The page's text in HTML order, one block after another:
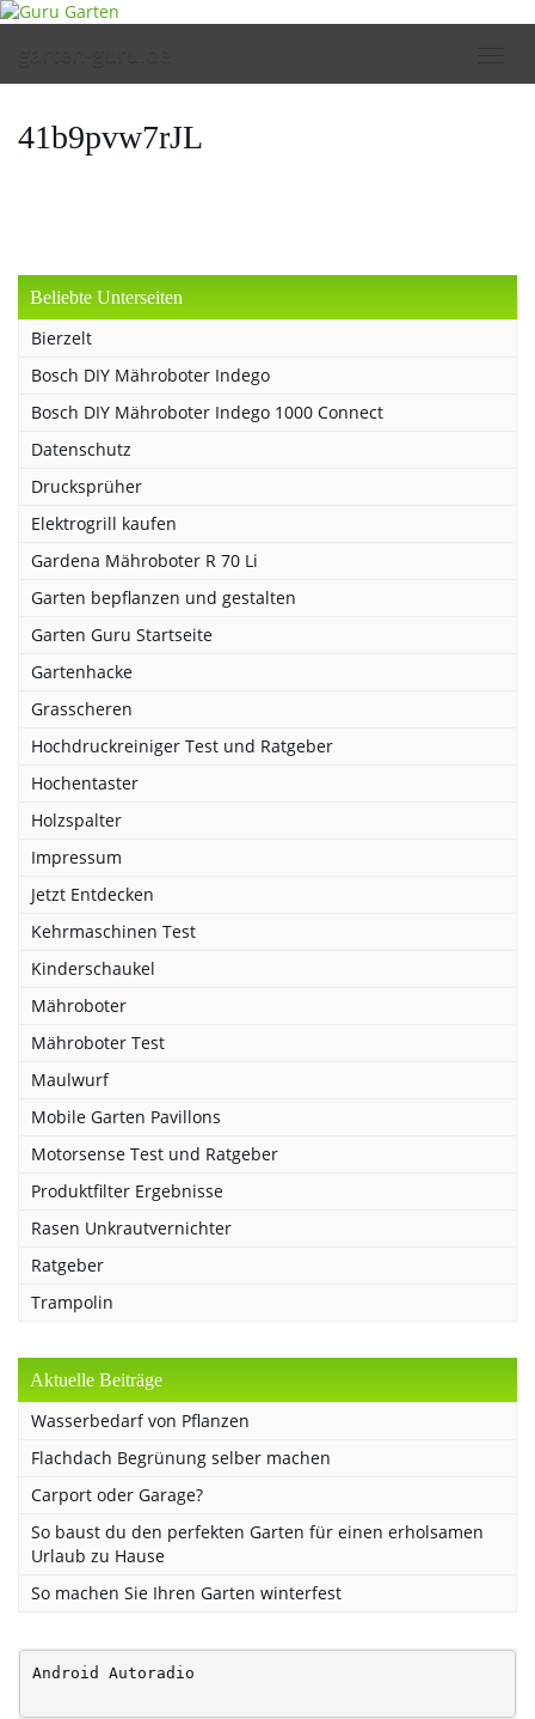
Skip
content
41b9pvw7rJL
Beliebte Unterseiten
Bierzelt
Bosch DIY Mähroboter Indego
Bosch DIY Mähroboter Indego 1000 Connect
Datenschutz
Drucksprüher
Elektrogrill kaufen
Gardena Mähroboter R 70 Li
Garten bepflanzen und gestalten
Garten Guru Startseite
Gartenhacke
Grasscheren
Hochdruckreiniger Test und Ratgeber
Hochentaster
Holzspalter
Impressum
Jetzt Entdecken
Kehrmaschinen Test
Kinderschaukel
Mähroboter
Mähroboter Test
Maulwurf
Mobile Garten Pavillons
Motorsense Test und Ratgeber
Produktfilter Ergebnisse
Rasen Unkrautvernichter
Ratgeber
Trampolin
Aktuelle Beiträge
Wasserbedarf von Pflanzen
Flachdach Begrünung selber machen
Carport oder Garage?
So baust du den perfekten Garten für einen erholsamen
Urlaub zu Hause
So machen Sie Ihren Garten winterfest
Android Autoradio